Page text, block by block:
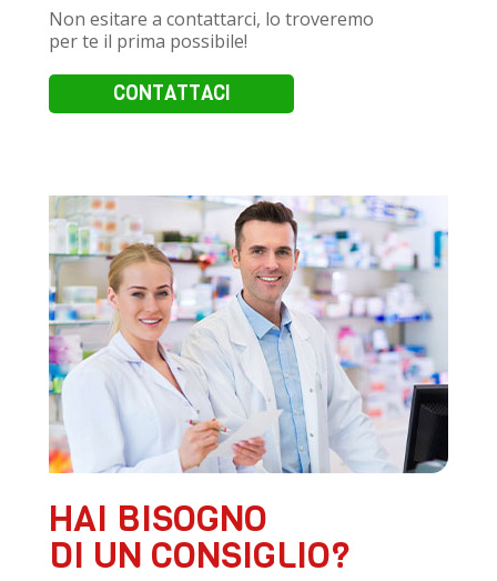
Non esitare a contattarci, lo troveremo
per te il prima possibile!
CONTATTACI
HAI BISOGNO
DI UN CONSIGLIO?